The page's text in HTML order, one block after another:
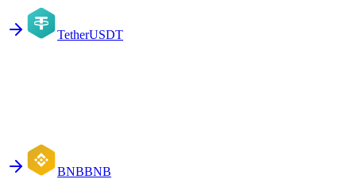
TetherUSDT
BNBBNB